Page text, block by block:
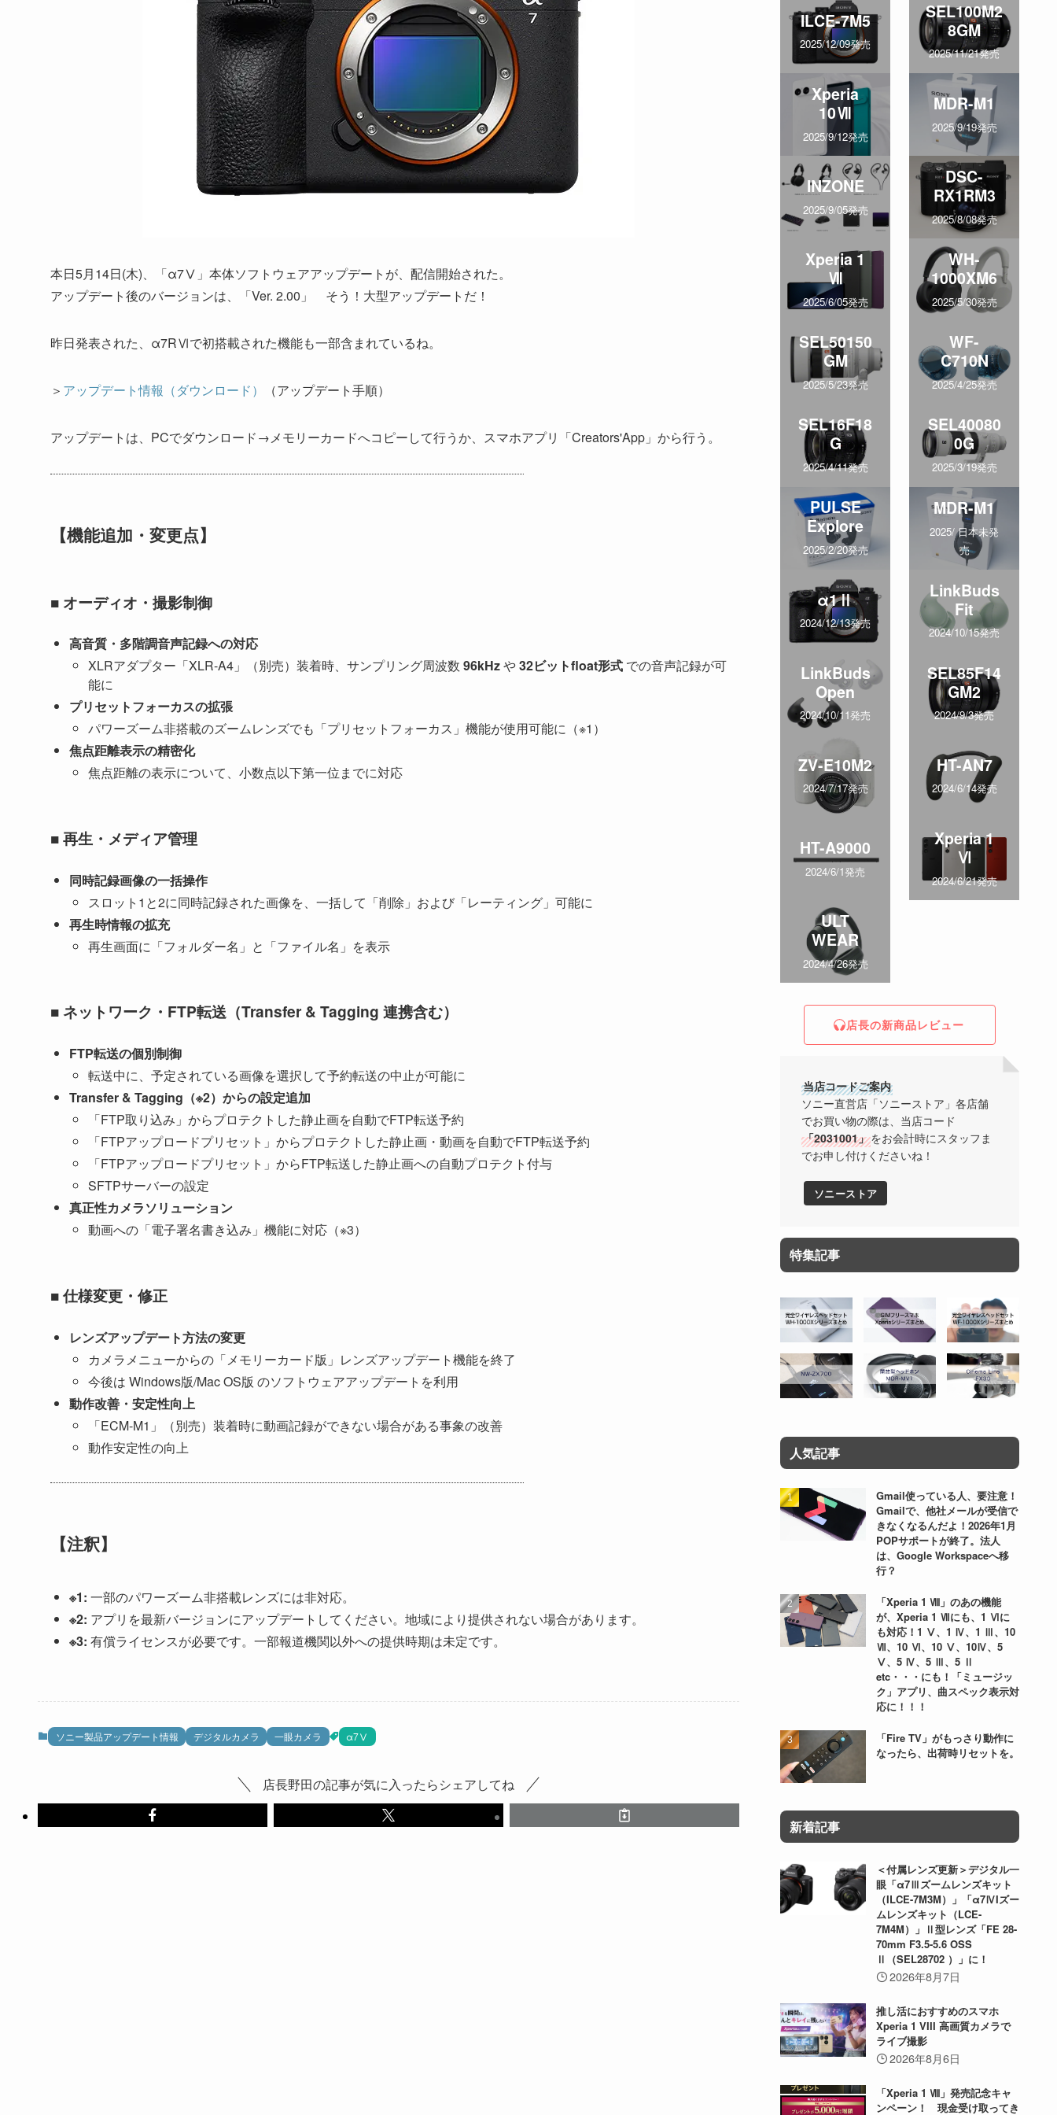
本日5月14日(木)、「α7Ⅴ」本体ソフトウェアアップデートが、配信開始された。
アップデート後のバージョンは、「Ver. 2.00」 そう！大型アップデートだ！
昨日発表された、α7RⅥで初搭載された機能も一部含まれているね。
＞ アップデート情報（ダウンロード） （アップデート手順）
アップデートは、PCでダウンロード→メモリーカードへコピーして行うか、スマホアプリ「Creators'App」から行う。
【機能追加・変更点】
■ オーディオ・撮影制御
高音質・多階調音声記録への対応
XLRアダプター「XLR-A4」（別売）装着時、サンプリング周波数 96kHzや32ビットfloat形式 での音声記録が可
能に
プリセットフォーカスの拡張
パワーズーム非搭載のズームレンズでも「プリセットフォーカス」機能が使用可能に（※1）
焦点距離表示の精密化
焦点距離の表示について、小数点以下第一位までに対応
■ 再生・メディア管理
同時記録画像の一括操作
スロット1と2に同時記録された画像を、一括して「削除」および「レーティング」可能に
再生時情報の拡充
再生画面に「フォルダー名」と「ファイル名」を表示
■ ネットワーク・FTP転送（Transfer & Tagging 連携含む）
FTP転送の個別制御
転送中に、予定されている画像を選択して予約転送の中止が可能に
Transfer & Tagging（※2）からの設定追加
「FTP取り込み」からプロテクトした静止画を自動でFTP転送予約
「FTPアップロードプリセット」からプロテクトした静止画・動画を自動でFTP転送予約
「FTPアップロードプリセット」からFTP転送した静止画への自動プロテクト付与
SFTPサーバーの設定
真正性カメラソリューション
動画への「電子署名書き込み」機能に対応（※3）
■ 仕様変更・修正
レンズアップデート方法の変更
カメラメニューからの「メモリーカード版」レンズアップデート機能を終了
今後は Windows版/Mac OS版 のソフトウェアアップデートを利用
動作改善・安定性向上
「ECM-M1」（別売）装着時に動画記録ができない場合がある事象の改善
動作安定性の向上
【注釈】
※1: 一部のパワーズーム非搭載レンズには非対応。
※2: アプリを最新バージョンにアップデートしてください。地域により提供されない場合があります。
※3: 有償ライセンスが必要です。一部報道機関以外への提供時期は未定です。
ソニー製品アップデート情報 デジタルカメラ 一眼カメラ α7Ⅴ
店長野田の記事が気に入ったらシェアしてね
ILCE-7M5
2025/12/09発売
SEL100M2
8GM
2025/11/21発売
Xperia
10Ⅶ
2025/9/12発売
MDR-M1
2025/9/19発売
INZONE
2025/9/05発売
DSC-
RX1RM3
2025/8/08発売
Xperia 1
Ⅶ
2025/6/05発売
WH-
1000XM6
2025/5/30発売
SEL50150
GM
2025/5/23発売
WF-
C710N
2025/4/25発売
SEL16F18
G
2025/4/11発売
SEL40080
0G
2025/3/19発売
PULSE
Explore
2025/2/20発売
MDR-M1
2025/ 日本未発
売
α1Ⅱ
2024/12/13発売
LinkBuds
Fit
2024/10/15発売
LinkBuds
Open
2024/10/11発売
SEL85F14
GM2
2024/9/3発売
ZV-E10M2
2024/7/17発売
HT-AN7
2024/6/14発売
HT-A9000
2024/6/1発売
Xperia 1
Ⅵ
2024/6/21発売
ULT
WEAR
2024/4/26発売
店長の新商品レビュー
当店コードご案内
ソニー直営店「ソニーストア」各店舗
でお買い物の際は、当店コード
「2031001」をお会計時にスタッフま
でお申し付けくださいね！
ソニーストア
特集記事
人気記事
Gmail使っている人、要注意！
Gmailで、他社メールが受信で
きなくなるんだよ！2026年1月
POPサポートが終了。法人
は、Google Workspaceへ移
行？
「Xperia 1 Ⅷ」のあの機能
が、Xperia 1 Ⅶにも、1 Ⅵに
も対応！1 Ⅴ、1 Ⅳ、1 Ⅲ、10
Ⅶ、10 Ⅵ、10 Ⅴ、10Ⅳ、5
Ⅴ、5 Ⅳ、5 Ⅲ、5 Ⅱ
etc・・・にも！「ミュージッ
ク」アプリ、曲スペック表示対
応に！！！
「Fire TV」がもっさり動作に
なったら、出荷時リセットを。
新着記事
＜付属レンズ更新＞デジタル一
眼「α7Ⅲズームレンズキット
（ILCE-7M3M）」「α7ⅣIズー
ムレンズキット（LCE-
7M4M）」Ⅱ型レンズ「FE 28-
70mm F3.5-5.6 OSS
Ⅱ（SEL28702 ）」に！
2026年8月7日
推し活におすすめのスマホ
Xperia 1 VIII 高画質カメラで
ライブ撮影
2026年8月6日
「Xperia 1 Ⅷ」発売記念キャ
ンペーン！ 現金受け取ってき